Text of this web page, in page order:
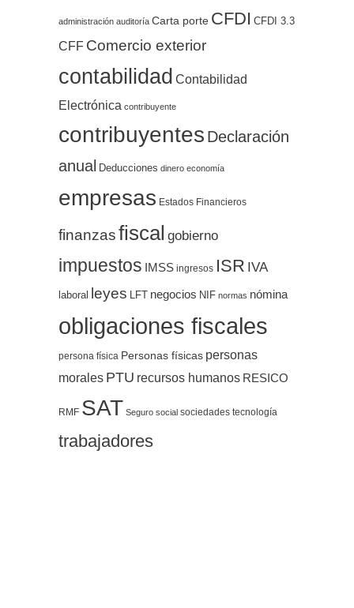
administración auditoría Carta porte CFDI CFDI 3.3
CFF Comercio exterior
contabilidad Contabilidad
Electrónica contribuyente
contribuyentes Declaración
anual Deducciones dinero economía
empresas Estados Financieros
finanzasfiscal gobierno
impuestos IMSS ingresos ISR IVA
laboral leyes LFT negocios NIF normas nómina
obligaciones fiscales
persona física Personas físicas personas
morales PTU recursos humanos RESICO
RMF SAT Seguro social sociedades tecnología
trabajadores